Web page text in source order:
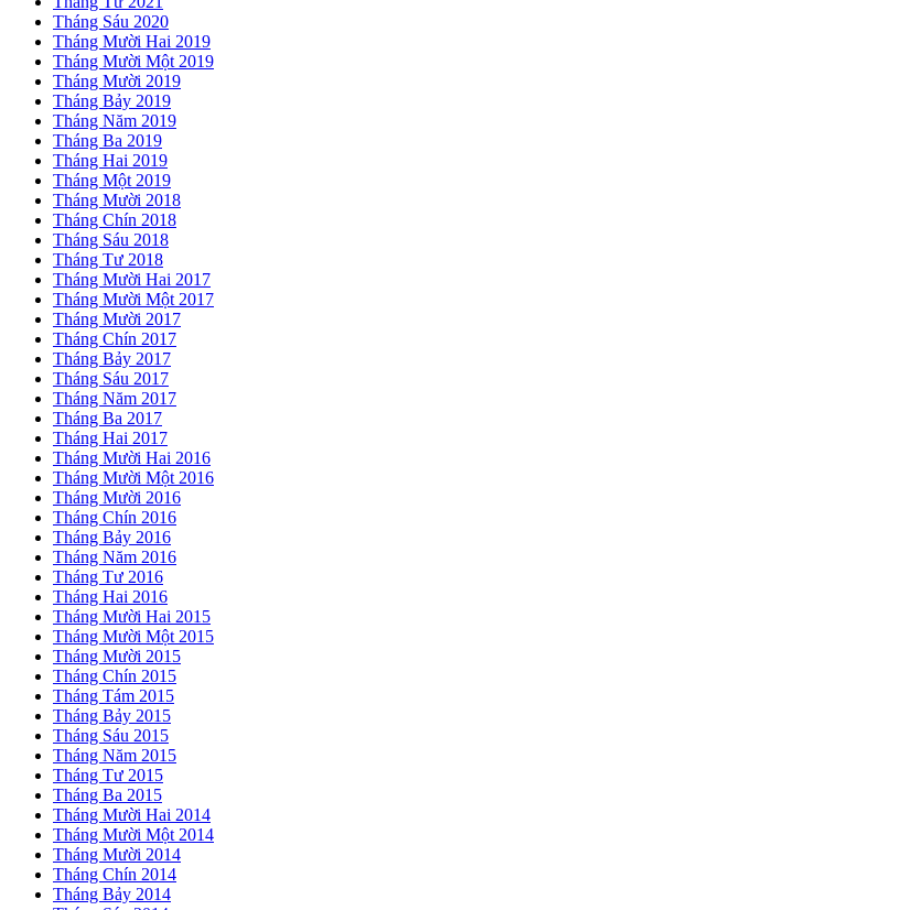
Tháng Sáu 2020
Tháng Mười Hai 2019
Tháng Mười Một 2019
Tháng Mười 2019
Tháng Bảy 2019
Tháng Năm 2019
Tháng Ba 2019
Tháng Hai 2019
Tháng Một 2019
Tháng Mười 2018
Tháng Chín 2018
Tháng Sáu 2018
Tháng Tư 2018
Tháng Mười Hai 2017
Tháng Mười Một 2017
Tháng Mười 2017
Tháng Chín 2017
Tháng Bảy 2017
Tháng Sáu 2017
Tháng Năm 2017
Tháng Ba 2017
Tháng Hai 2017
Tháng Mười Hai 2016
Tháng Mười Một 2016
Tháng Mười 2016
Tháng Chín 2016
Tháng Bảy 2016
Tháng Năm 2016
Tháng Tư 2016
Tháng Hai 2016
Tháng Mười Hai 2015
Tháng Mười Một 2015
Tháng Mười 2015
Tháng Chín 2015
Tháng Tám 2015
Tháng Bảy 2015
Tháng Sáu 2015
Tháng Năm 2015
Tháng Tư 2015
Tháng Ba 2015
Tháng Mười Hai 2014
Tháng Mười Một 2014
Tháng Mười 2014
Tháng Chín 2014
Tháng Bảy 2014